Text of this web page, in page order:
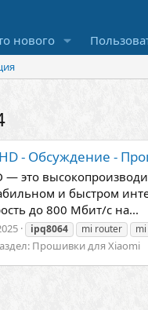
нового
- Обсуждение -
— это
и быстром
до 800 Мбит/с на...
ipq8064 mi router
Прошивки для Xiaomi